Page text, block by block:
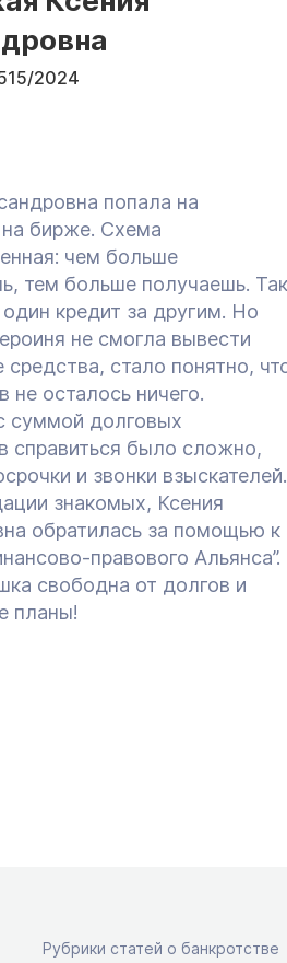
2024
попала на
бирже. Схема
чем больше
тем больше получаешь. Так
кредит за другим. Но
не смогла вывести
средства, стало понятно,
не осталось ничего.
суммой долговых
справиться было сложно,
и звонки взыскателей.
знакомых, Ксения
обратилась за помощью к
правового Альянса”.
свободна от долгов и
планы!
Рубрики статей о банкротстве